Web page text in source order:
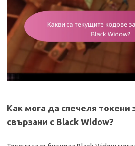
Как мога да спечеля токени
свързани с Black Widow?